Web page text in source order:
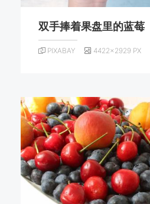
双手捧着果盘里的蓝莓
PIXABAY 4422×2929 PX